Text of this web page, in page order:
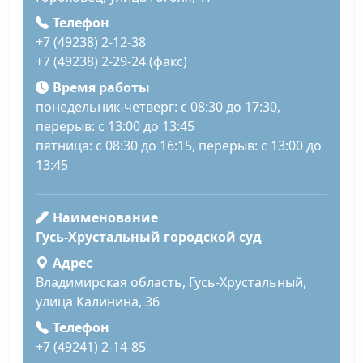
Телефон
+7 (49238) 2-12-38
+7 (49238) 2-29-24 (факс)
Время работы
понедельник-четверг: с 08:30 до 17:30,
перерыв: с 13:00 до 13:45
пятница: с 08:30 до 16:15, перерыв: с 13:00 до
13:45
Наименование
Гусь-Хрустальный городской суд
Адрес
Владимирская область, Гусь-Хрустальный,
улица Калинина, 36
Телефон
+7 (49241) 2-14-85